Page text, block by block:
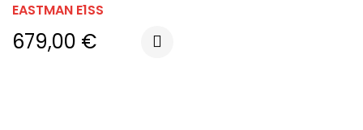
EASTMAN E1SS
679,00 €